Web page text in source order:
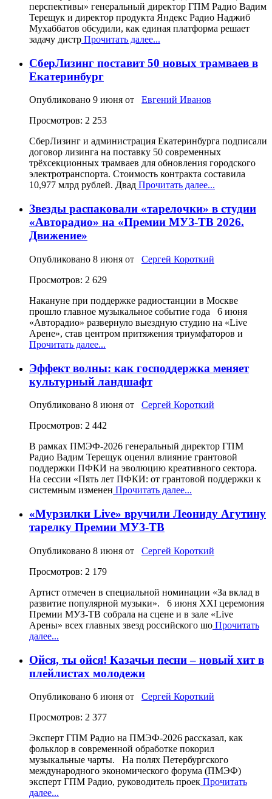
перспективы» генеральный директор ГПМ Радио Вадим
Терещук и директор продукта Яндекс Радио Наджиб
Мухаббатов обсудили, как единая платформа решает
задачу дистр Прочитать далее...
СберЛизинг поставит 50 новых трамваев в
Екатеринбург
Опубликовано 9 июня от Евгений Иванов
Просмотров: 2 253
СберЛизинг и администрация Екатеринбурга подписали
договор лизинга на поставку 50 современных
трёхсекционных трамваев для обновления городского
электротранспорта. Стоимость контракта составила
10,977 млрд рублей. Двад Прочитать далее...
Звезды распаковали «тарелочки» в студии
«Авторадио» на «Премии МУЗ-ТВ 2026.
Движение»
Опубликовано 8 июня от Сергей Короткий
Просмотров: 2 629
Накануне при поддержке радиостанции в Москве
прошло главное музыкальное событие года 6 июня
«Авторадио» развернуло выездную студию на «Live
Арене», став центром притяжения триумфаторов и
Прочитать далее...
Эффект волны: как господдержка меняет
культурный ландшафт
Опубликовано 8 июня от Сергей Короткий
Просмотров: 2 442
В рамках ПМЭФ-2026 генеральный директор ГПМ
Радио Вадим Терещук оценил влияние грантовой
поддержки ПФКИ на эволюцию креативного сектора.
На сессии «Пять лет ПФКИ: от грантовой поддержки к
системным изменен Прочитать далее...
«Мурзилки Live» вручили Леониду Агутину
тарелку Премии МУЗ-ТВ
Опубликовано 8 июня от Сергей Короткий
Просмотров: 2 179
Артист отмечен в специальной номинации «За вклад в
развитие популярной музыки». 6 июня XXI церемония
Премии МУЗ-ТВ собрала на сцене и в зале «Live
Арены» всех главных звезд российского шо Прочитать
далее...
Ойся, ты ойся! Казачьи песни – новый хит в
плейлистах молодежи
Опубликовано 6 июня от Сергей Короткий
Просмотров: 2 377
Эксперт ГПМ Радио на ПМЭФ‑2026 рассказал, как
фольклор в современной обработке покорил
музыкальные чарты. На полях Петербургского
международного экономического форума (ПМЭФ)
эксперт ГПМ Радио, руководитель проек Прочитать
далее...